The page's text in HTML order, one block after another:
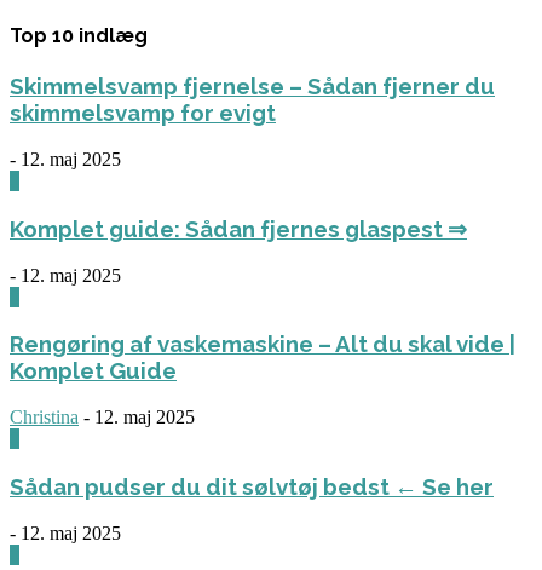
Top 10 indlæg
Skimmelsvamp fjernelse – Sådan fjerner du
skimmelsvamp for evigt
- 12. maj 2025
Komplet guide: Sådan fjernes glaspest ⇒
- 12. maj 2025
Rengøring af vaskemaskine – Alt du skal vide |
Komplet Guide
Christina - 12. maj 2025
Sådan pudser du dit sølvtøj bedst ← Se her
- 12. maj 2025